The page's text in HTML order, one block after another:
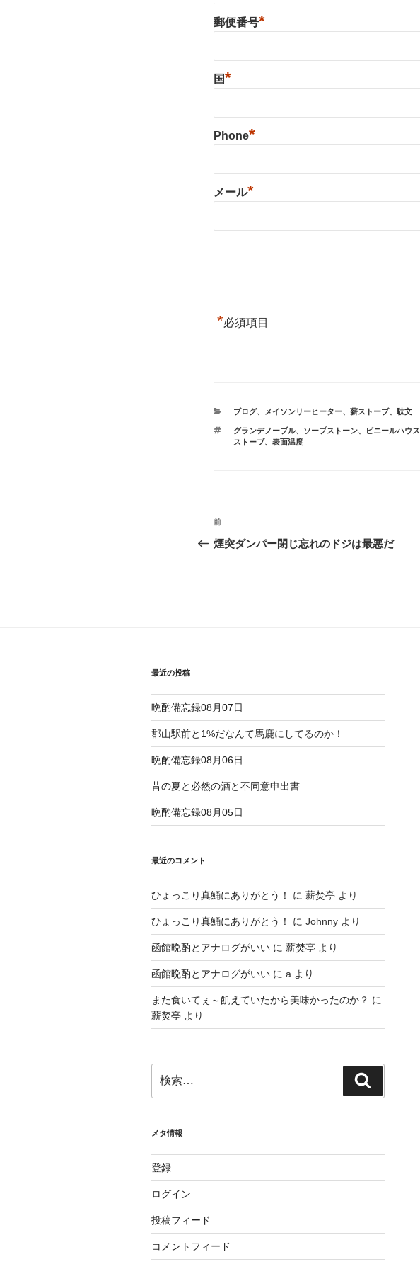
郵便番号*
国*
Phone*
メール*
*必須項目
カ
ゴ
リ
ブログ、 メイソンリーヒーター、 薪ストーブ、 駄文
タ
グ
グランデノーブル、 ソープストーン、 ビニールハウス
ストーブ、 表面温度
投
稿
ョ
ン
前
の
前
煙突ダンパー閉じ忘れのドジは最悪だ
最近の投稿
晩酌備忘録08月07日
郡山駅前と1%だなんて馬鹿にしてるのか！
晩酌備忘録08月06日
昔の夏と必然の酒と不同意申出書
晩酌備忘録08月05日
最近のコメント
ひょっこり真鯒にありがとう！ に 薪焚亭 より
ひょっこり真鯒にありがとう！ に Johnny より
函館晩酌とアナログがいい に 薪焚亭 より
函館晩酌とアナログがいい に a より
また食いてぇ～飢えていたから美味かったのか？ に
薪焚亭 より
索:
索
メタ情報
登録
ログイン
投稿フィード
コメントフィード